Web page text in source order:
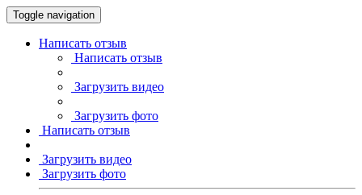
Toggle navigation
Написать отзыв
Написать отзыв
Загрузить видео
Загрузить фото
Написать отзыв
Загрузить видео
Загрузить фото